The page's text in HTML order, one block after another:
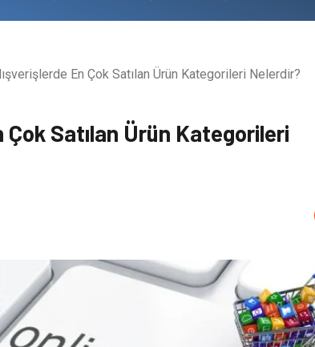
En Çok Satılan Ürün Kategorileri Nelerdir?
Çok Satılan Ürün Kategorileri